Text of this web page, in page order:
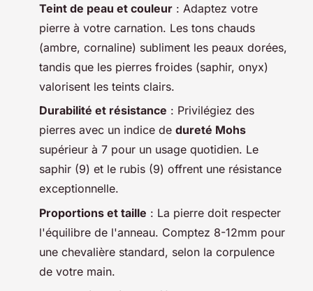
Teint de peau et couleur : Adaptez votre
pierre à votre carnation. Les tons chauds
(ambre, cornaline) subliment les peaux dorées,
tandis que les pierres froides (saphir, onyx)
valorisent les teints clairs.
Durabilité et résistance : Privilégiez des
pierres avec un indice de dureté Mohs
supérieur à 7 pour un usage quotidien. Le
saphir (9) et le rubis (9) offrent une résistance
exceptionnelle.
Proportions et taille : La pierre doit respecter
l'équilibre de l'anneau. Comptez 8-12mm pour
une chevalière standard, selon la corpulence
de votre main.